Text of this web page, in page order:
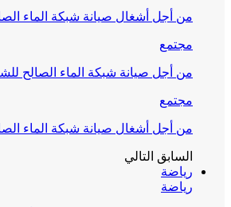
من أجل أشغال صيانة شبكة الماء
مجتمع
من أجل صيانة شبكة الماء الصالح
مجتمع
من أجل أشغال صيانة شبكة الماء
السابق التالي
رياضة
رياضة